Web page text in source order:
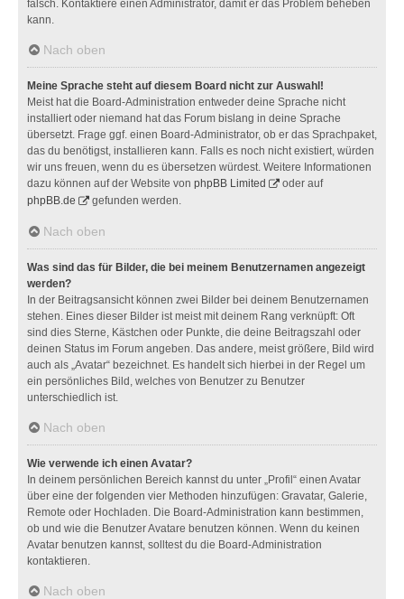
falsch. Kontaktiere einen Administrator, damit er das Problem beheben
kann.
Nach oben
Meine Sprache steht auf diesem Board nicht zur Auswahl!
Meist hat die Board-Administration entweder deine Sprache nicht
installiert oder niemand hat das Forum bislang in deine Sprache
übersetzt. Frage ggf. einen Board-Administrator, ob er das Sprachpaket,
das du benötigst, installieren kann. Falls es noch nicht existiert, würden
wir uns freuen, wenn du es übersetzen würdest. Weitere Informationen
dazu können auf der Website von phpBB Limited
oder auf
phpBB.de
gefunden werden.
Nach oben
Was sind das für Bilder, die bei meinem Benutzernamen angezeigt
werden?
In der Beitragsansicht können zwei Bilder bei deinem Benutzernamen
stehen. Eines dieser Bilder ist meist mit deinem Rang verknüpft: Oft
sind dies Sterne, Kästchen oder Punkte, die deine Beitragszahl oder
deinen Status im Forum angeben. Das andere, meist größere, Bild wird
auch als „Avatar“ bezeichnet. Es handelt sich hierbei in der Regel um
ein persönliches Bild, welches von Benutzer zu Benutzer
unterschiedlich ist.
Nach oben
Wie verwende ich einen Avatar?
In deinem persönlichen Bereich kannst du unter „Profil“ einen Avatar
über eine der folgenden vier Methoden hinzufügen: Gravatar, Galerie,
Remote oder Hochladen. Die Board-Administration kann bestimmen,
ob und wie die Benutzer Avatare benutzen können. Wenn du keinen
Avatar benutzen kannst, solltest du die Board-Administration
kontaktieren.
Nach oben